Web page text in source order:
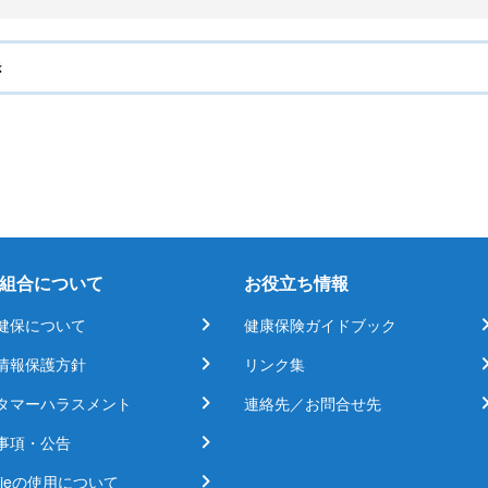
合について
保について
報保護方針
マーハラスメント
項・公告
の使用について
お役立ち情報
健康保険ガイドブック
リンク集
連絡先／お問合せ先